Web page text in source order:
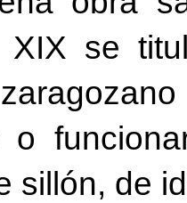
XIX se
o
sillón, de